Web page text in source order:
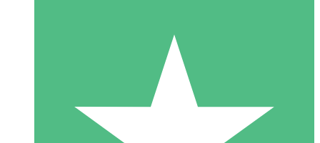
Packs de Crédits Individuels
Payez à l'utilisation avec des crédits de téléchargement. Sans